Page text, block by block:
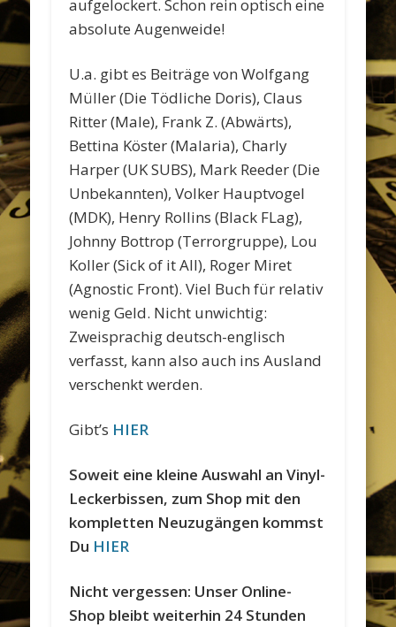
aufgelockert. Schon rein optisch eine
absolute Augenweide!
U.a. gibt es Beiträge von Wolfgang
Müller (Die Tödliche Doris), Claus
Ritter (Male), Frank Z. (Abwärts),
Bettina Köster (Malaria), Charly
Harper (UK SUBS), Mark Reeder (Die
Unbekannten), Volker Hauptvogel
(MDK), Henry Rollins (Black FLag),
Johnny Bottrop (Terrorgruppe), Lou
Koller (Sick of it All), Roger Miret
(Agnostic Front). Viel Buch für relativ
wenig Geld. Nicht unwichtig:
Zweisprachig deutsch-englisch
verfasst, kann also auch ins Ausland
verschenkt werden.
Gibt’s HIER
Soweit eine kleine Auswahl an Vinyl-
Leckerbissen, zum Shop mit den
kompletten Neuzugängen kommst
Du HIER
Nicht vergessen: Unser Online-
Shop bleibt weiterhin 24 Stunden